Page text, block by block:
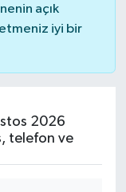
açık
iyi bir
2026
telefon ve